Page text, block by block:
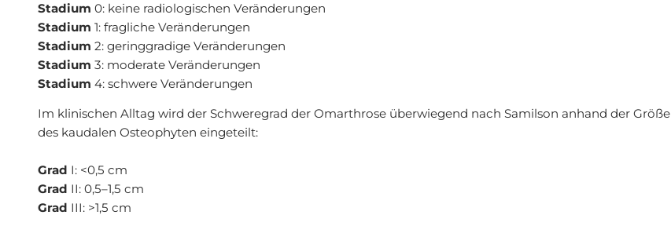
Stadium 0: keine radiologischen Veränderungen
Stadium 1: fragliche Veränderungen
Stadium 2: geringgradige Veränderungen
Stadium 3: moderate Veränderungen
Stadium 4: schwere Veränderungen
Im klinischen Alltag wird der Schweregrad der Omarthrose überwiegend nach Samilson anhand der Größe
des kaudalen Osteophyten eingeteilt:
Grad I: <0,5 cm
Grad II: 0,5–1,5 cm
Grad III: >1,5 cm